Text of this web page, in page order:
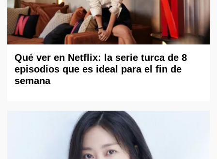
Qué ver en Netflix: la serie turca de 8
episodios que es ideal para el fin de
semana